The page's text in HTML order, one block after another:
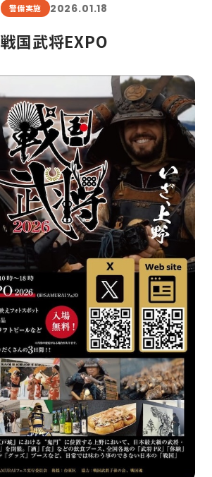
警備実施 2026.01.18
戦国武将EXPO